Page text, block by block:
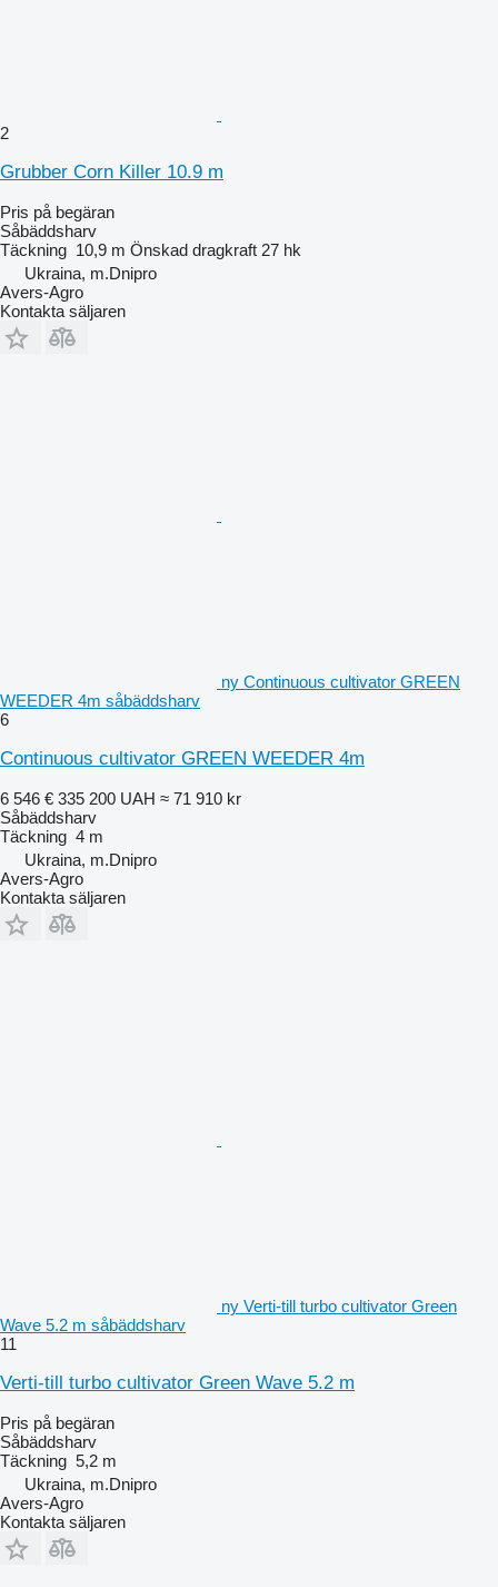
2
Grubber Corn Killer 10.9 m
Pris på begäran
Såbäddsharv
Täckning 10,9 m Önskad dragkraft 27 hk
Ukraina, m.Dnipro
Avers-Agro
Kontakta säljaren
ny Continuous cultivator GREEN
WEEDER 4m såbäddsharv
6
Continuous cultivator GREEN WEEDER 4m
6 546 € 335 200 UAH ≈ 71 910 kr
Såbäddsharv
Täckning 4 m
Ukraina, m.Dnipro
Avers-Agro
Kontakta säljaren
ny Verti-till turbo cultivator Green
Wave 5.2 m såbäddsharv
11
Verti-till turbo cultivator Green Wave 5.2 m
Pris på begäran
Såbäddsharv
Täckning 5,2 m
Ukraina, m.Dnipro
Avers-Agro
Kontakta säljaren